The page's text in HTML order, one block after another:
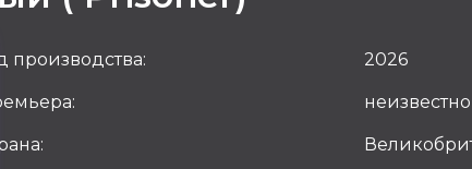
производства: 2026
неизвестно